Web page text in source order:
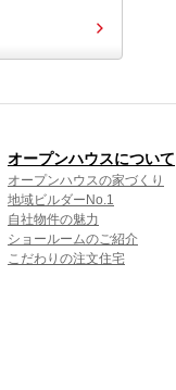
オープンハウスについて
オープンハウスの家づくり
地域ビルダーNo.1
自社物件の魅力
ショールームのご紹介
こだわりの注文住宅